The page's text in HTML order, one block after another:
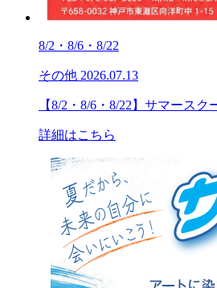
8/2・8/6・8/22
その他 2026.07.13
【8/2・8/6・8/22】サマースク
詳細はこちら